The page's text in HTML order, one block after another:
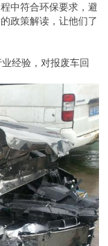
中符合环保要求，避
政策解读，让他们了
经验，对报废车回